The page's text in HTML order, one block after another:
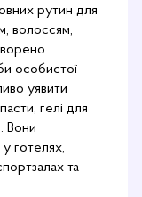
рутин для
волоссям,
особистої
уявити
гелі для
Вони
готелях,
та